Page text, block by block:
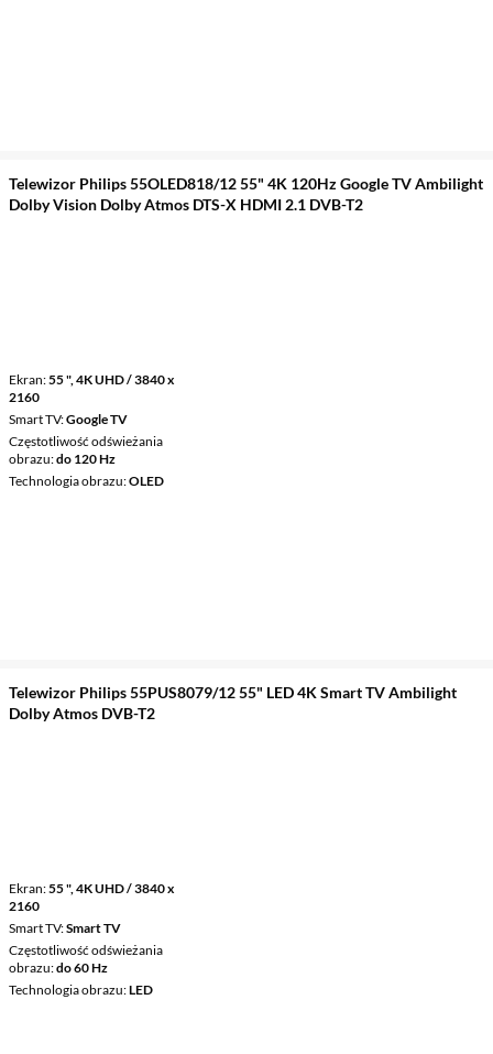
Telewizor Philips 55OLED818/12 55" 4K 120Hz Google TV Ambilight
Dolby Vision Dolby Atmos DTS-X HDMI 2.1 DVB-T2
Ekran 55 ", 4K UHD / 3840 x
2160
Smart TV Google TV
Częstotliwość odświeżania
obrazu do 120 Hz
Technologia obrazu OLED
Telewizor Philips 55PUS8079/12 55" LED 4K Smart TV Ambilight
Dolby Atmos DVB-T2
Ekran 55 ", 4K UHD / 3840 x
2160
Smart TV Smart TV
Częstotliwość odświeżania
obrazu do 60 Hz
Technologia obrazu LED